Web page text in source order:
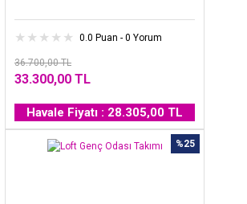
0.0 Puan - 0 Yorum
36.700,00 TL
33.300,00 TL
Havale Fiyatı : 28.305,00 TL
%25